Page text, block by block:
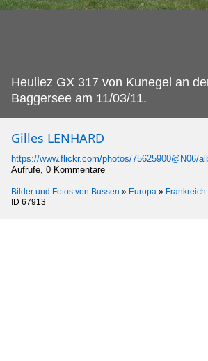
Heuliez GX 317 von Kunegel an
Baggersee am 11/03/11.
Gilles LENHARD
https://www.flickr.com/photos/75625900@N06/
Aufrufe, 0 Kommentare
Bilder und Fotos von Bussen » Europa » Frankreich
ID 67913